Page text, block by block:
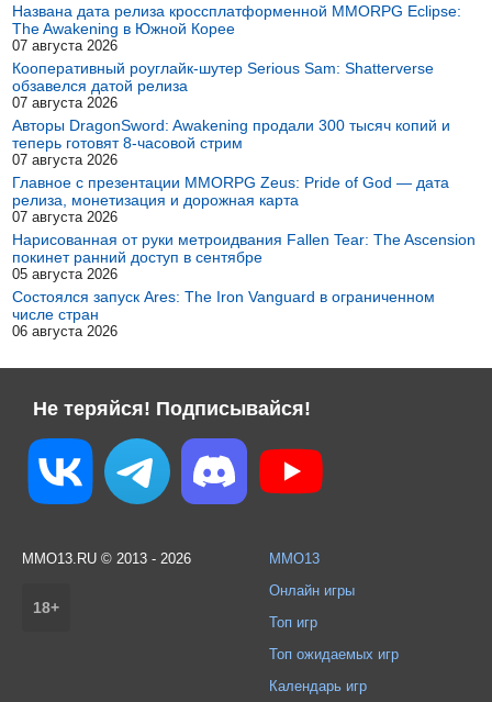
Названа дата релиза кроссплатформенной MMORPG Eclipse:
The Awakening в Южной Корее
07 августа 2026
Кооперативный роуглайк-шутер Serious Sam: Shatterverse
обзавелся датой релиза
07 августа 2026
Авторы DragonSword: Awakening продали 300 тысяч копий и
теперь готовят 8-часовой стрим
07 августа 2026
Главное с презентации MMORPG Zeus: Pride of God — дата
релиза, монетизация и дорожная карта
07 августа 2026
Нарисованная от руки метроидвания Fallen Tear: The Ascension
покинет ранний доступ в сентябре
05 августа 2026
Состоялся запуск Ares: The Iron Vanguard в ограниченном
числе стран
06 августа 2026
Не теряйся! Подписывайся!
MMO13.RU © 2013 - 2026
18+
MMO13
Онлайн игры
Топ игр
Топ ожидаемых игр
Календарь игр